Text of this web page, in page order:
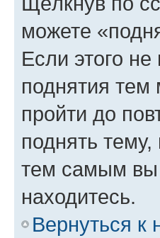
можете
Если этого не
поднятия тем
пройти до
поднять тему,
тем самым вы
находитесь.
Вернуться к